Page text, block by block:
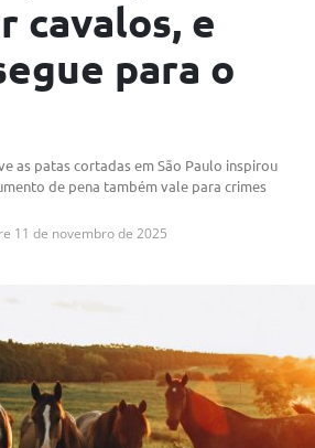
cavalos, e
para o
as patas cortadas em São Paulo inspirou
de pena também vale para crimes
11 de novembro de 2025